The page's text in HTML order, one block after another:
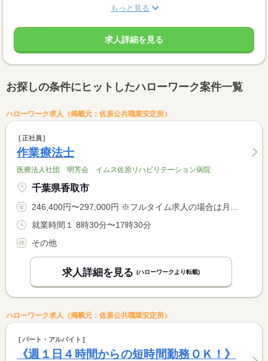
もっと見る
求人詳細を見る
お探しの条件にヒットしたハローワーク案件一覧
ハローワーク求人（掲載元：佐原公共職業安定所）
正社員
作業療法士
医療法人社団 明芳会 イムス佐原リハビリテーション病院
千葉県香取市
246,400円〜297,000円 ※フルタイム求人の場合は月額（換算額）、パート求人の場合は時間額を表示しています。
就業時間１ 8時30分〜17時30分
その他
求人詳細を見る (ハローワークより転載)
ハローワーク求人（掲載元：佐原公共職業安定所）
パート・アルバイト
《週１日４時間からの短時間勤務ＯＫ！》